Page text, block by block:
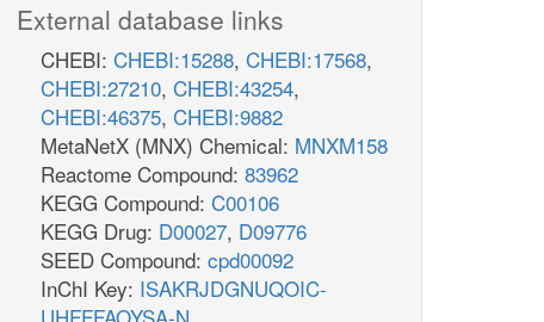
External database links
CHEBI: CHEBI:15288, CHEBI:17568,
CHEBI:27210, CHEBI:43254,
CHEBI:46375, CHEBI:9882
MetaNetX (MNX) Chemical: MNXM158
Reactome Compound: 83962
KEGG Compound: C00106
KEGG Drug: D00027, D09776
SEED Compound: cpd00092
InChI Key: ISAKRJDGNUQOIC-